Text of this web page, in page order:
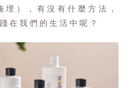
），有沒有什麼方法，
在我們的生活中呢？